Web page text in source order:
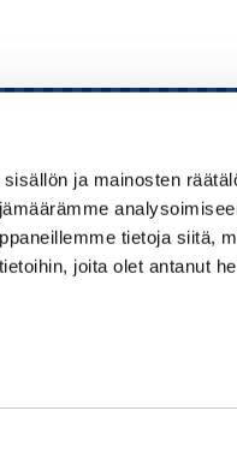
ja mainosten
tietoja siitä,
joita olet antanut
ja tapahtumat